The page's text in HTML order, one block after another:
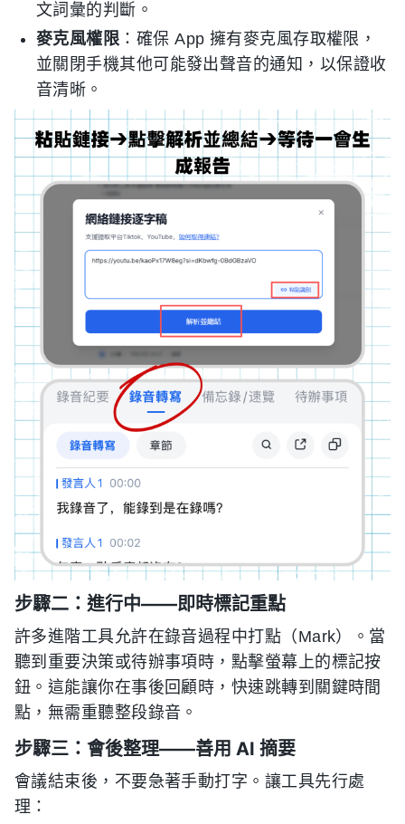
文詞彙的判斷。
麥克風權限 ：確保 App 擁有麥克風存取權限，
並關閉手機其他可能發出聲音的通知，以保證收
音清晰。
步驟二：進行中——即時標記重點
許多進階工具允許在錄音過程中打點（Mark）。當
聽到重要決策或待辦事項時，點擊螢幕上的標記按
鈕。這能讓你在事後回顧時，快速跳轉到關鍵時間
點，無需重聽整段錄音。
步驟三：會後整理——善用 AI 摘要
會議結束後，不要急著手動打字。讓工具先行處
理：